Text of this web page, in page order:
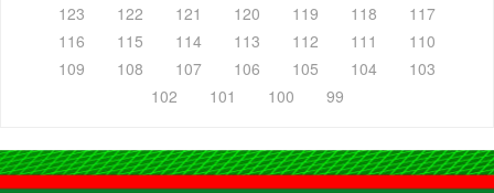
123
122 121 120 119 118
117
116
115 114 113 112 111
110
109
108 107 106 105 104
103
102
101 100 99